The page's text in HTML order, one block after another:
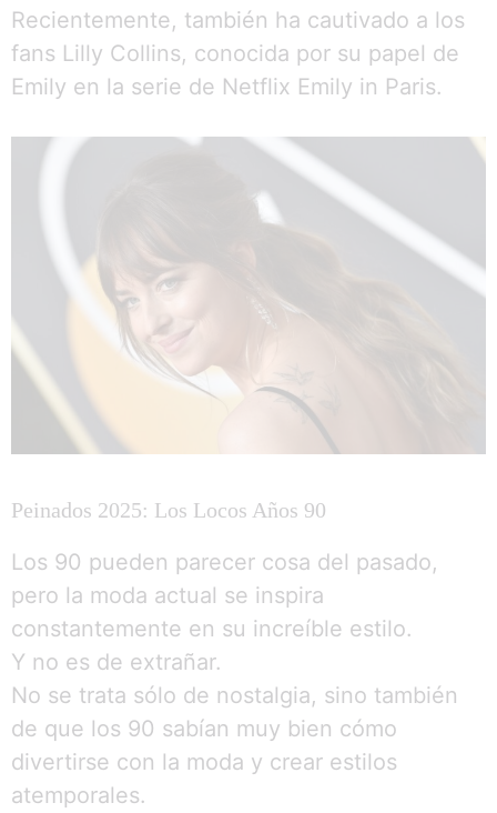
Recientemente, también ha cautivado a los
fans Lilly Collins, conocida por su papel de
Emily en la serie de Netflix Emily in Paris.
Peinados 2025: Los Locos Años 90
Los 90 pueden parecer cosa del pasado,
pero la moda actual se inspira
constantemente en su increíble estilo.
Y no es de extrañar.
No se trata sólo de nostalgia, sino también
de que los 90 sabían muy bien cómo
divertirse con la moda y crear estilos
atemporales.